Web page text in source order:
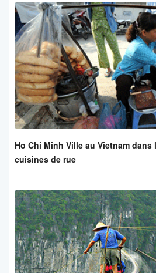
Ho Chi Minh Ville au Vietnam
cuisines de rue